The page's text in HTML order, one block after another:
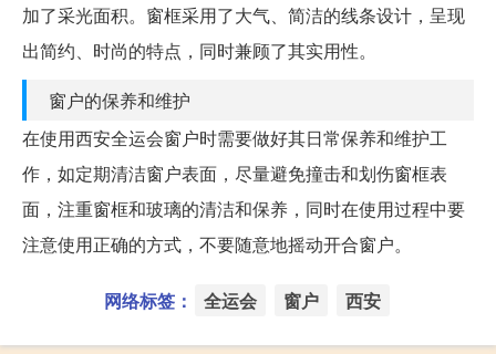
加了采光面积。窗框采用了大气、简洁的线条设计，呈现
出简约、时尚的特点，同时兼顾了其实用性。
窗户的保养和维护
在使用西安全运会窗户时需要做好其日常保养和维护工
作，如定期清洁窗户表面，尽量避免撞击和划伤窗框表
面，注重窗框和玻璃的清洁和保养，同时在使用过程中要
注意使用正确的方式，不要随意地摇动开合窗户。
网络标签： 全运会 窗户 西安